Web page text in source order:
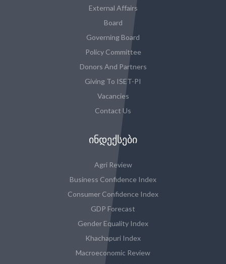
External Affairs
Board
Governing Board
Policy Committee
Donors And Partners
Giving To ISET-PI
Vacancies
Contact Us
ᲘᲜᲓᲔᲥᲡᲔᲑᲘ
Agri Review
Business Confidence Index
Consumer Confidence Index
GDP Forecast
Gender Equality Index
Khachapuri Index
Macroeconomic Review